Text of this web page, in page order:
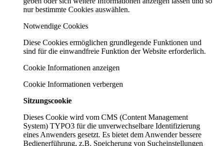
nur bestimmte Cookies auswählen.
Notwendige Cookies
Diese Cookies ermöglichen grundlegende Funktionen und
sind für die einwandfreie Funktion der Website erforderlich.
Cookie Informationen anzeigen
Cookie Informationen verbergen
Sitzungscookie
Dieses Cookie wird vom CMS (Content Management
System) TYPO3 für die unverwechselbare Identifizierung
eines Anwenders gesetzt. Es bietet dem Anwender bessere
Bedienerführung, z.B. Speicherung von Sucheinstellungen